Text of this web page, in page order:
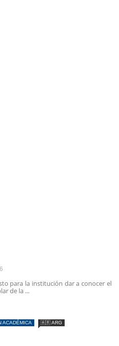
para la institución dar a conocer el
de la ...
ACADÉMICA 🇦🇷 ARG